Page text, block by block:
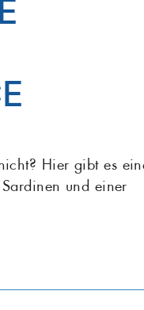
Scholle
Hier gibt es
und einer